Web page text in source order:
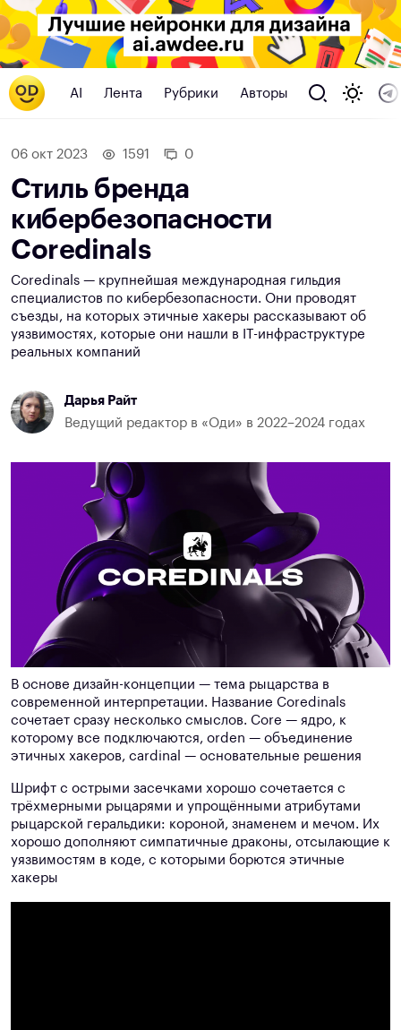
AI Лента Рубрики Авторы
06 окт 2023 1591 0
Стиль бренда
кибербезопасности
Coredinals
Coredinals — крупнейшая международная гильдия
специалистов по кибербезопасности. Они проводят
съезды, на которых этичные хакеры рассказывают об
уязвимостях, которые они нашли в IT-инфраструктуре
реальных компаний
Дарья Райт
Ведущий редактор в «Оди» в 2022–2024 годах
В основе дизайн-концепции — тема рыцарства в
современной интерпретации. Название Coredinals
сочетает сразу несколько смыслов. Core — ядро, к
которому все подключаются, orden — объединение
этичных хакеров, cardinal — основательные решения
Шрифт с острыми засечками хорошо сочетается с
трёхмерными рыцарями и упрощёнными атрибутами
рыцарской геральдики: короной, знаменем и мечом. Их
хорошо дополняют симпатичные драконы, отсылающие к
уязвимостям в коде, с которыми борются этичные
хакеры